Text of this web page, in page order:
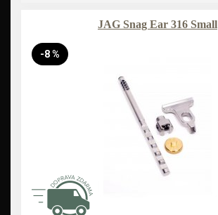
JAG Snag Ear 316 Small
-8 %